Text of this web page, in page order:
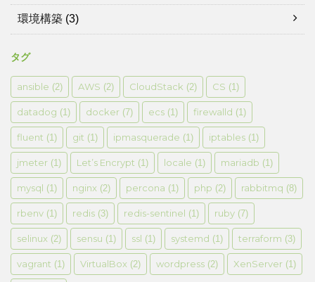
環境構築 (3)
タグ
ansible (2) AWS (2) CloudStack (2) CS (1)
datadog (1) docker (7) ecs (1) firewalld (1)
fluent (1) git (1) ipmasquerade (1) iptables (1)
jmeter (1) Let’s Encrypt (1) locale (1) mariadb (1)
mysql (1) nginx (2) percona (1) php (2) rabbitmq (8)
rbenv (1) redis (3) redis-sentinel (1) ruby (7)
selinux (2) sensu (1) ssl (1) systemd (1) terraform (3)
vagrant (1) VirtualBox (2) wordpress (2) XenServer (1)